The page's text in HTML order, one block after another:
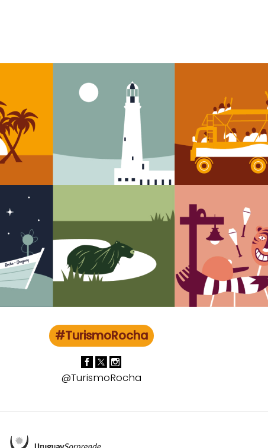
#TurismoRocha
@TurismoRocha